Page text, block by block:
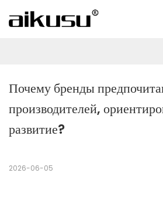
Почему бренды
производителей,
развитие?
2026-06-05